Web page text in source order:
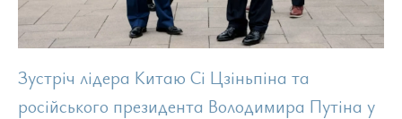
Зустріч лідера Китаю Сі Цзіньпіна та
російського президента Володимира Путіна у